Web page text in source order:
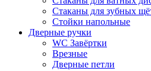
Стаканы для зубных
Стойки напольные
Дверные ручки
WC Завёртки
Врезные
Дверные петли